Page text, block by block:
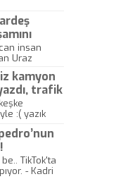
insan
Uraz
kamyon
trafik
:( yazık
TikTok'ta
- Kadri